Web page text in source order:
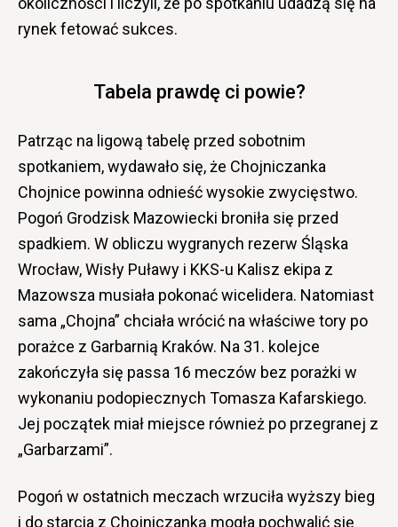
rynek fetować sukces.
Tabela prawdę ci powie?
Patrząc na ligową tabelę przed sobotnim
spotkaniem, wydawało się, że Chojniczanka
Chojnice powinna odnieść wysokie zwycięstwo.
Pogoń Grodzisk Mazowiecki broniła się przed
spadkiem. W obliczu wygranych rezerw Śląska
Wrocław, Wisły Puławy i KKS-u Kalisz ekipa z
Mazowsza musiała pokonać wicelidera. Natomiast
sama „Chojna” chciała wrócić na właściwe tory po
porażce z Garbarnią Kraków. Na 31. kolejce
zakończyła się passa 16 meczów bez porażki w
wykonaniu podopiecznych Tomasza Kafarskiego.
Jej początek miał miejsce również po przegranej z
„Garbarzami”.
Pogoń w ostatnich meczach wrzuciła wyższy bieg
i do starcia z Chojniczanką mogła pochwalić się